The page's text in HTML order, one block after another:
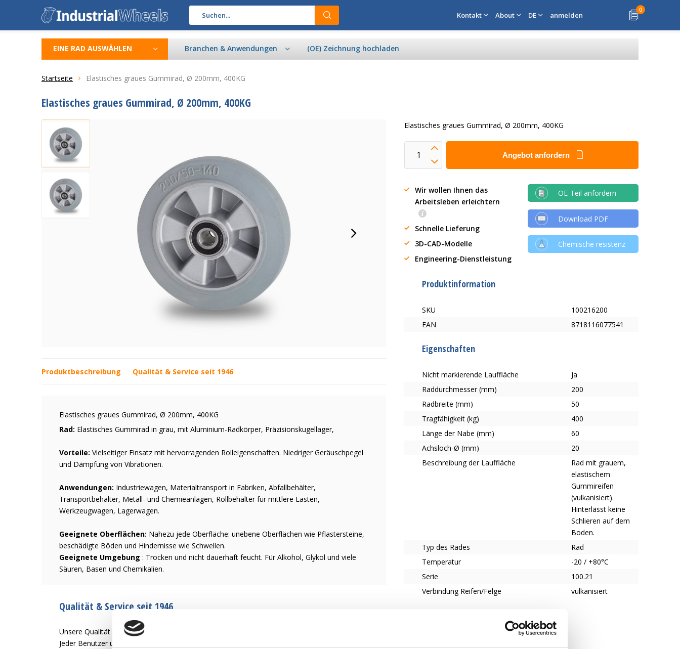
Kontakt About DE anmelden
0
EINE RAD AUSWÄHLEN Branchen & Anwendungen (OE) Zeichnung hochladen
Startseite Elastisches graues Gummirad, Ø 200mm, 400KG
Elastisches graues Gummirad, Ø 200mm, 400KG
Produktbeschreibung Qualität & Service seit 1946
Elastisches graues Gummirad, Ø 200mm, 400KG
Rad: Elastisches Gummirad in grau, mit Aluminium-Radkörper, Präzisionskugellager,
Vorteile: Vielseitiger Einsatz mit hervorragenden Rolleigenschaften. Niedriger Geräuschpegel
und Dämpfung von Vibrationen.
Anwendungen: Industriewagen, Materialtransport in Fabriken, Abfallbehälter,
Transportbehälter, Metall- und Chemieanlagen, Rollbehälter für mittlere Lasten,
Werkzeugwagen, Lagerwagen.
Geeignete Oberflächen: Nahezu jede Oberfläche: unebene Oberflächen wie Pflastersteine,
beschädigte Böden und Hindernisse wie Schwellen.
Geeignete Umgebung : Trocken und nicht dauerhaft feucht. Für Alkohol, Glykol und viele
Säuren, Basen und Chemikalien.
Qualität & Service seit 1946
Unsere Qualität ist es, dem Benutzer des Rades ein einfacheres Arbeitsleben zu ermöglichen.
Jeder Benutzer und jede Anwendung hat unterschiedliche Bedürfnisse. Lassen Sie uns wissen,
Elastisches graues Gummirad, Ø 200mm, 400KG
Angebot anfordern
Wir wollen Ihnen das
Arbeitsleben erleichtern
Schnelle Lieferung
3D-CAD-Modelle
Engineering-Dienstleistung
OE-Teil anfordern
Download PDF
Chemische resistenz
Produktinformation
SKU
100216200
EAN
8718116077541
Eigenschaften
Nicht markierende Lauffläche
Ja
Raddurchmesser (mm)
200
Radbreite (mm)
50
Tragfähigkeit (kg)
400
Länge der Nabe (mm)
60
Achsloch-Ø (mm)
20
Beschreibung der Lauffläche
Rad mit grauem,
elastischem
Gummireifen
(vulkanisiert).
Hinterlässt keine
Schlieren auf dem
Boden.
Typ des Rades
Rad
Temperatur
-20 / +80°C
Serie
100.21
Verbindung Reifen/Felge
vulkanisiert